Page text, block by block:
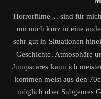
Horrorfilme… sind für
um mich kurz in eine
sehr gut in Situationen
Geschichte, Atmosphäre
Jumpscares kann ich
kommen meist aus den
möglich über Subgenres